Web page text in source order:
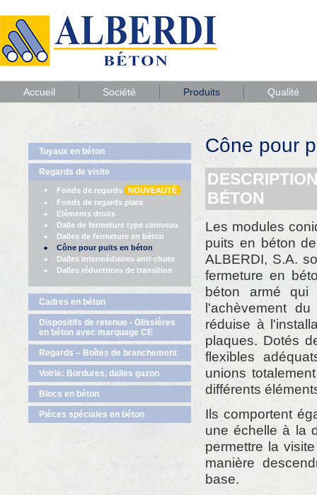
Accueil Société Produits Qualité
Tuyaux en béton
Regards de visite
Fonds de regards
NOUVEAUTÉ
Fonds de regards plats
Eléments droits
Dalle de fermeture type caniveau
Dalles de fermeture en béton
Cône pour puits en béton
Dalles intermédiaires anti-chute
Dalles réductrices de transition
Cadres en béton
Dispositifs de retenue - Glissières
en béton avec marquage CE
Regards – Boîtes de branchement
Voirie: Bordures, dalles gazon
Blocs en béton
Pièces spéciales en béton
Cône pour
BÉTON
Les modules
puits en béton
ALBERDI, S.A.
fermeture en
béton armé
l'achèvement
réduise à
plaques. Dotés
flexibles
unions
différents
Ils comportent
une échelle à la
permettre la
manière
base.